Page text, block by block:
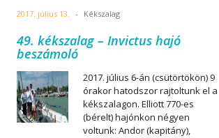
2017. július 13. - Kékszalag
49. kékszalag – Invictus hajó
beszámoló
2017. július 6-án (csütörtökön) 9
órakor hatodszor rajtoltunk el a
kékszalagon. Elliott 770-es
(bérelt) hajónkon négyen
voltunk: Andor (kapitány),